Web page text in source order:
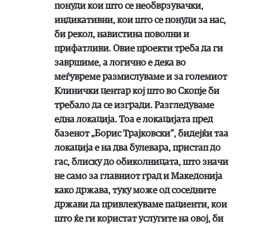
понуди кои што се необврзувачки,
индикативни, кои што се понуди за нас,
би рекол, навистина поволни и
прифатливи. Овие проекти треба да ги
завршиме, а логично е дека во
меѓувреме размислуваме и за големиот
Клинички центар кој што во Скопје би
требало да се изгради. Разгледуваме
една локација. Тоа е локацијата пред
базенот „Борис Трајковски“, бидејќи таа
локација е на два булевара, пристап до
гас, блиску до обиколницата, што значи
не само за главниот град и Македонија
како држава, туку може од соседните
држави да привлекуваме пациенти, кои
што ќе ги користат услугите на овој, би